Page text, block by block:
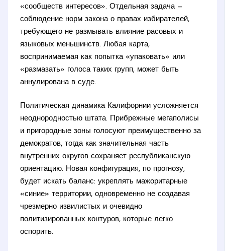
«сообществ интересов». Отдельная задача —
соблюдение норм закона о правах избирателей,
требующего не размывать влияние расовых и
языковых меньшинств. Любая карта,
воспринимаемая как попытка «упаковать» или
«размазать» голоса таких групп, может быть
аннулирована в суде.
Политическая динамика Калифорнии усложняется
неоднородностью штата. Прибрежные мегаполисы
и пригородные зоны голосуют преимущественно за
демократов, тогда как значительная часть
внутренних округов сохраняет республиканскую
ориентацию. Новая конфигурация, по прогнозу,
будет искать баланс: укреплять мажоритарные
«синие» территории, одновременно не создавая
чрезмерно извилистых и очевидно
политизированных контуров, которые легко
оспорить.